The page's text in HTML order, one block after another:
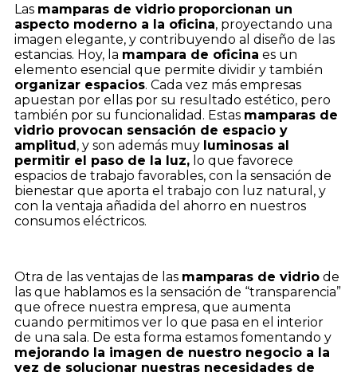
Las mamparas de vidrio proporcionan un
aspecto moderno a la oficina, proyectando una
imagen elegante, y contribuyendo al diseño de las
estancias. Hoy, la mampara de oficina es un
elemento esencial que permite dividir y también
organizar espacios. Cada vez más empresas
apuestan por ellas por su resultado estético, pero
también por su funcionalidad. Estas mamparas de
vidrio provocan sensación de espacio y
amplitud, y son además muy luminosas al
permitir el paso de la luz, lo que favorece
espacios de trabajo favorables, con la sensación de
bienestar que aporta el trabajo con luz natural, y
con la ventaja añadida del ahorro en nuestros
consumos eléctricos.
Otra de las ventajas de las mamparas de vidrio de
las que hablamos es la sensación de “transparencia”
que ofrece nuestra empresa, que aumenta
cuando permitimos ver lo que pasa en el interior
de una sala. De esta forma estamos fomentando y
mejorando la imagen de nuestro negocio a la
vez de solucionar nuestras necesidades de